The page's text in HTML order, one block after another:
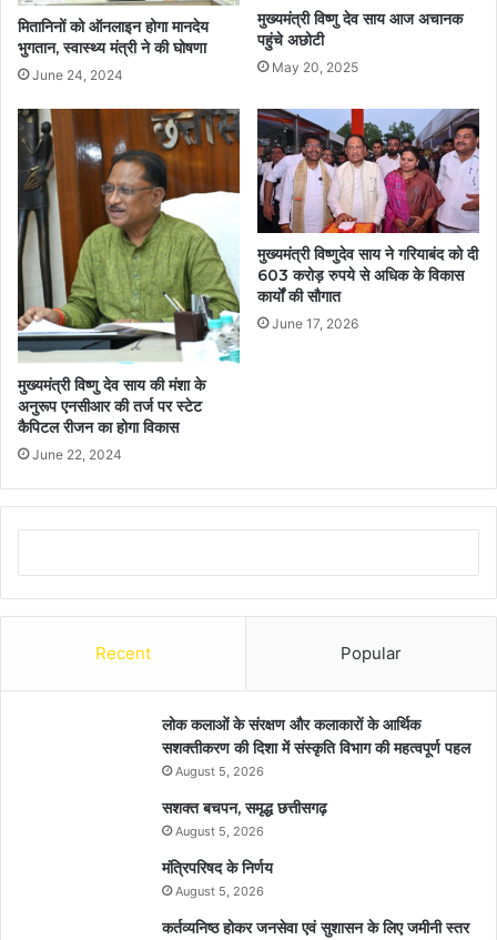
मितानिनों को ऑनलाइन होगा मानदेय
भुगतान, स्वास्थ्य मंत्री ने की घोषणा
June 24, 2024
मुख्यमंत्री विष्णु देव साय आज अचानक
पहुंचे अछोटी
May 20, 2025
मुख्यमंत्री विष्णु देव साय की मंशा के
अनुरूप एनसीआर की तर्ज पर स्टेट
कैपिटल रीजन का होगा विकास
June 22, 2024
मुख्यमंत्री विष्णुदेव साय ने गरियाबंद को दी
603 करोड़ रुपये से अधिक के विकास
कार्यों की सौगात
June 17, 2026
Recent Popular
लोक कलाओं के संरक्षण और कलाकारों के आर्थिक
सशक्तीकरण की दिशा में संस्कृति विभाग की महत्वपूर्ण पहल
August 5, 2026
सशक्त बचपन, समृद्ध छत्तीसगढ़
August 5, 2026
मंत्रिपरिषद के निर्णय
August 5, 2026
कर्तव्यनिष्ठ होकर जनसेवा एवं सुशासन के लिए जमीनी स्तर